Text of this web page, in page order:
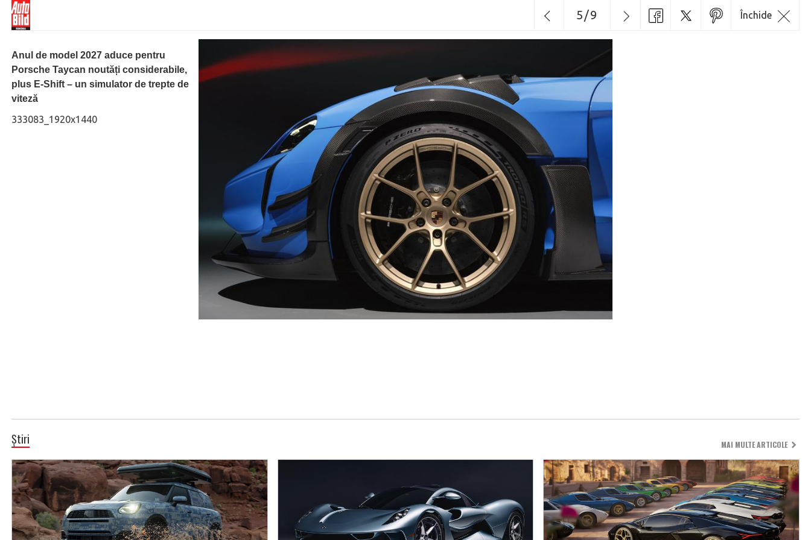
Anul de model 2027 aduce pentru
Porsche Taycan noutăți considerabile,
plus E-Shift – un simulator de trepte de
viteză
333083_1920x1440
Închide
5/9
Știri MAI MULTE ARTICOLE